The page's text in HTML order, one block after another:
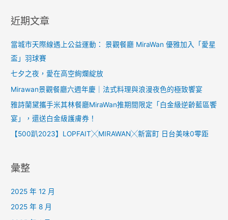
近期文章
當城市天際線遇上公益運動： 景觀餐廳 MiraWan 優雅加入「愛星
盃」羽球賽
七夕之夜，愛在高空絢爛綻放
Mirawan景觀餐廳六週年慶｜法式料理與浪漫夜色的極致饗宴
雅詩蘭黛攜手米其林餐廳MiraWan推期間限定「白金級逆齡藍區饗
宴」，還送白金級護膚券！
【500趴2023】LOPFAIT╳MIRAWAN╳新富町 日台美味0零距
彙整
2025 年 12 月
2025 年 8 月